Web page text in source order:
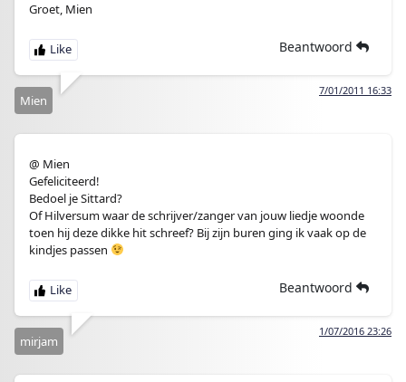
Groet, Mien
Beantwoord
7/01/2011 16:33
Mien
@ Mien
Gefeliciteerd!
Bedoel je Sittard?
Of Hilversum waar de schrijver/zanger van jouw liedje woonde
toen hij deze dikke hit schreef? Bij zijn buren ging ik vaak op de
kindjes passen
Beantwoord
1/07/2016 23:26
mirjam